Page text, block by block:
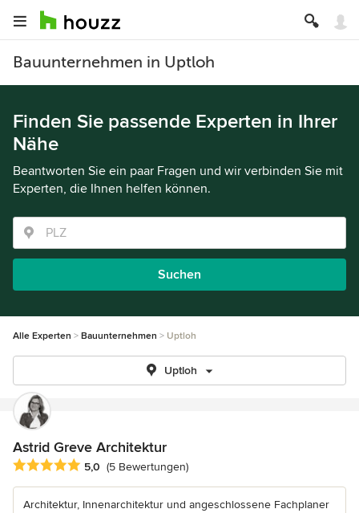
Bauunternehmen in Uptloh
Finden Sie passende Experten in Ihrer
Nähe
Beantworten Sie ein paar Fragen und wir verbinden Sie mit
Experten, die Ihnen helfen können.
Suchen
Alle Experten Bauunternehmen Uptloh
Uptloh
Astrid Greve Architektur
Durchschnittliche Bewertung: 5 von 5 Sternen
5,0 (5 Bewertungen)
Architektur, Innenarchitektur und angeschlossene Fachplaner